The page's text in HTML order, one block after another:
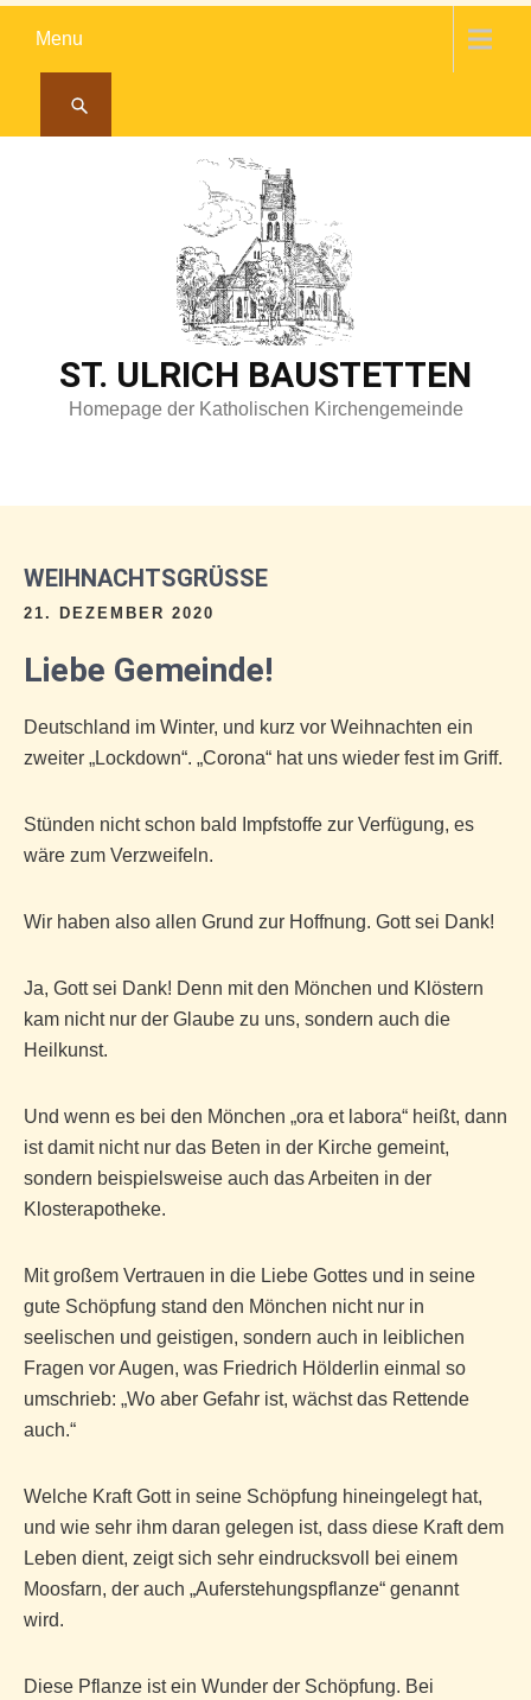
Menu
ST. ULRICH BAUSTETTEN
Homepage der Katholischen Kirchengemeinde
WEIHNACHTSGRÜSSE
21. DEZEMBER 2020
Liebe Gemeinde!
Deutschland im Winter, und kurz vor Weihnachten ein
zweiter „Lockdown“. „Corona“ hat uns wieder fest im Griff.
Stünden nicht schon bald Impfstoffe zur Verfügung, es
wäre zum Verzweifeln.
Wir haben also allen Grund zur Hoffnung. Gott sei Dank!
Ja, Gott sei Dank! Denn mit den Mönchen und Klöstern
kam nicht nur der Glaube zu uns, sondern auch die
Heilkunst.
Und wenn es bei den Mönchen „ora et labora“ heißt, dann
ist damit nicht nur das Beten in der Kirche gemeint,
sondern beispielsweise auch das Arbeiten in der
Klosterapotheke.
Mit großem Vertrauen in die Liebe Gottes und in seine
gute Schöpfung stand den Mönchen nicht nur in
seelischen und geistigen, sondern auch in leiblichen
Fragen vor Augen, was Friedrich Hölderlin einmal so
umschrieb: „Wo aber Gefahr ist, wächst das Rettende
auch.“
Welche Kraft Gott in seine Schöpfung hineingelegt hat,
und wie sehr ihm daran gelegen ist, dass diese Kraft dem
Leben dient, zeigt sich sehr eindrucksvoll bei einem
Moosfarn, der auch „Auferstehungspflanze“ genannt
wird.
Diese Pflanze ist ein Wunder der Schöpfung. Bei